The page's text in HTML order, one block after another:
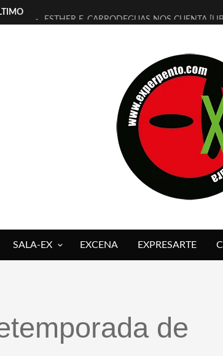
ESTHER F. CARRODEGUAS NOS CUENTA
[ELECTRA JONDA] DE JUAN GUERRERO
TIMBRE 4, LA ESCUELA DEL DIRECTOR
30 AÑOS (NO ES NADA) DE LA KATARSIS
MILITARES JUDÍAS EN #EXVITA
D’BALDOMEROS REINVENTAN [BITÁCORA
MARSHALL FLASH PRESENTA EN EXVITA
JOFRE BARDAGÍ EN EXVITA
SALA-EX EXCENA EXPRESARTE
de